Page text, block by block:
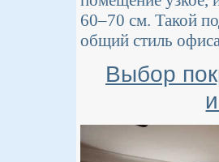
60–70 см. Такой
общий стиль
Выбор